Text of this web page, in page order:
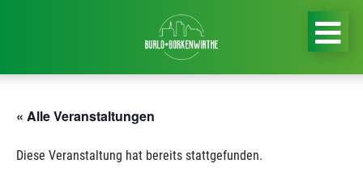
« Alle Veranstaltungen
Diese Veranstaltung hat bereits stattgefunden.